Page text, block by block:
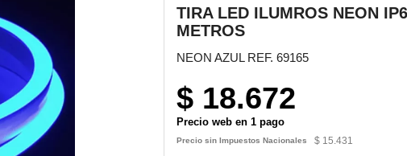
TIRA LED ILUMROS NEON
METROS
NEON AZUL REF. 69165
$ 18.672
Precio web en 1 pago
Precio sin Impuestos Nacionales $ 15.431